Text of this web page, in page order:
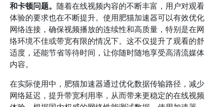
和卡顿问题。 随着在线视频内容的不断丰富，用户对观看
体验的要求也在不断提升。使用肥猫加速器可以有效优化
网络连接，确保视频播放的连续性和高质量，特别是在网
络环境不佳或带宽有限的情况下。这不仅提升了观看的舒
适度，还能节省等待时间，让你随时随地享受高清流媒体
内容。
在实际使用中，肥猫加速器通过优化数据传输路径，减少
网络延迟，提升带宽利用率，从而带来更稳定的在线视频